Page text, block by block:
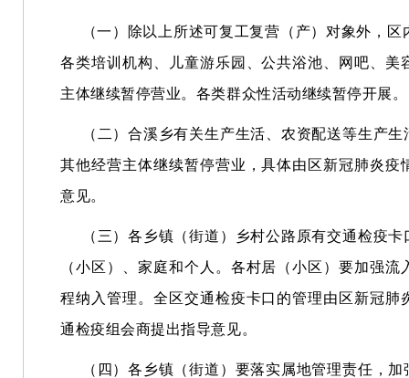
（一）除以上所述可复工复营（产）对象外，区
各类培训机构、儿童游乐园、公共浴池、网吧、
主体继续暂停营业。各类群众性活动继续暂停开展。
（二）合溪乡有关生产生活、农资配送等生产生
其他经营主体继续暂停营业，具体由区新冠肺炎
意见。
（三）各乡镇（街道）乡村公路原有交通检疫卡
（小区）、家庭和个人。各村居（小区）要加强
程纳入管理。全区交通检疫卡口的管理由区新冠
通检疫组会商提出指导意见。
（四）各乡镇（街道）要落实属地管理责任，加